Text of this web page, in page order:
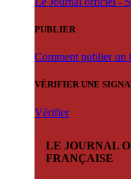
PUBLIER
Comment publier un
VÉRIFIER UNE
Vérifier
LE JOURNAL
FRANÇAISE